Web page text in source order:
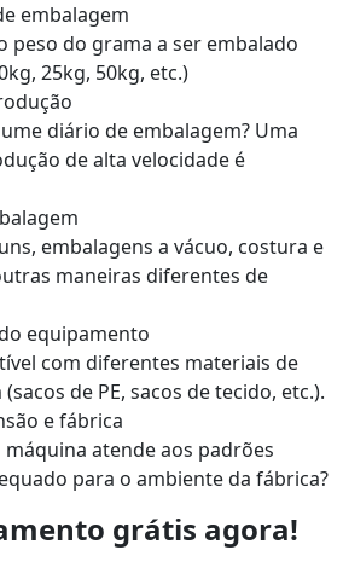
embalagem
peso do grama a ser embalado
25kg, 50kg, etc.)
diário de embalagem? Uma
de alta velocidade é
embalagens a vácuo, costura e
maneiras diferentes de
equipamento
com diferentes materiais de
de PE, sacos de tecido, etc.).
e fábrica
máquina atende aos padrões
para o ambiente da fábrica?
grátis agora!